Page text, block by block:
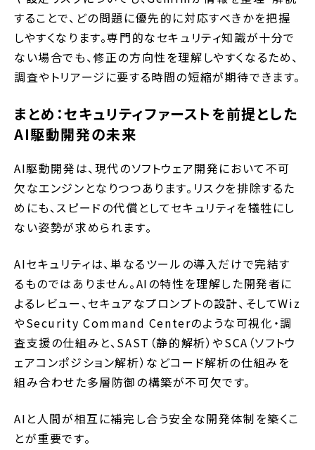
することで、どの問題に優先的に対応すべきかを把握
しやすくなります。専門的なセキュリティ知識が十分で
ない場合でも、修正の方向性を理解しやすくなるため、
調査やトリアージに要する時間の短縮が期待できます。
まとめ：セキュリティファーストを前提とした
AI駆動開発の未来
AI駆動開発は、現代のソフトウェア開発において不可
欠なエンジンとなりつつあります。リスクを排除するた
めにも、スピードの代償としてセキュリティを犠牲にし
ない姿勢が求められます。
AIセキュリティは、単なるツールの導入だけで完結す
るものではありません。AIの特性を理解した開発者に
よるレビュー、セキュアなプロンプトの設計、そしてWiz
やSecurity Command Centerのような可視化・調
査支援の仕組みと、SAST（静的解析）やSCA（ソフトウ
ェアコンポジション解析）などコード解析の仕組みを
組み合わせた多層防御の構築が不可欠です。
AIと人間が相互に補完し合う安全な開発体制を築くこ
とが重要です。